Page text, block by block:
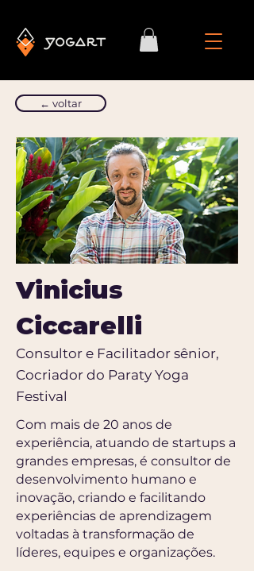
← voltar
Vinicius
Ciccarelli
Consultor e Facilitador sênior,
Cocriador do Paraty Yoga
Festival
Com mais de 20 anos de
experiência, atuando de startups a
grandes empresas, é consultor de
desenvolvimento humano e
inovação, criando e facilitando
experiências de aprendizagem
voltadas à transformação de
líderes, equipes e organizações.